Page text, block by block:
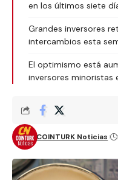
en los últimos siete
Grandes inversores
intercambios esta
El optimismo está
inversores minoristas
COINTURK Noticias